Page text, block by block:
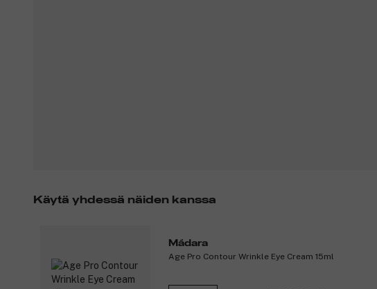
Käytä yhdessä näiden kanssa
Mádara
Age Pro Contour Wrinkle Eye Cream 15ml